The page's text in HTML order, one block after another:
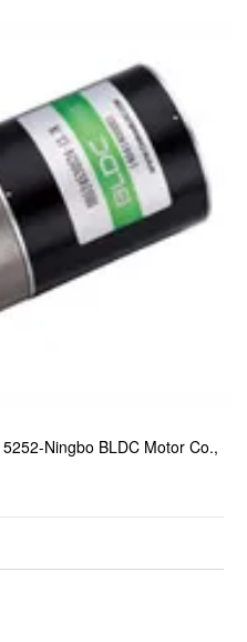
Ningbo BLDC Motor Co.,